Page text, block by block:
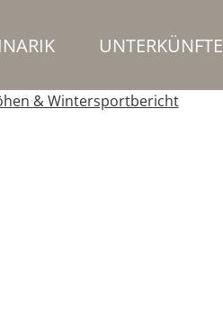
UNTERKÜNFTE
& Wintersportbericht